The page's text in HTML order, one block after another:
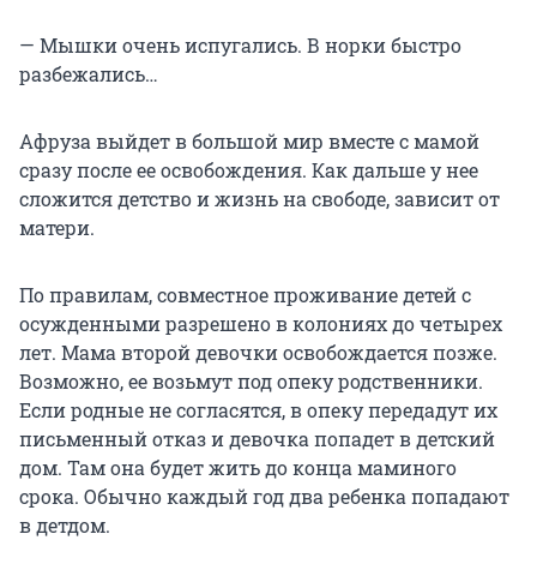
— Мышки очень испугались. В норки быстро
разбежались…
Афруза выйдет в большой мир вместе с мамой
сразу после ее освобождения. Как дальше у нее
сложится детство и жизнь на свободе, зависит от
матери.
По правилам, совместное проживание детей с
осужденными разрешено в колониях до четырех
лет. Мама второй девочки освобождается позже.
Возможно, ее возьмут под опеку родственники.
Если родные не согласятся, в опеку передадут их
письменный отказ и девочка попадет в детский
дом. Там она будет жить до конца маминого
срока. Обычно каждый год два ребенка попадают
в детдом.